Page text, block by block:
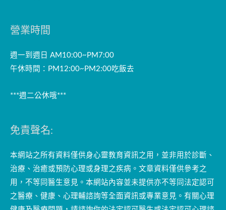
營業時間
週一到週日 AM10:00~PM7:00
午休時間：PM12:00~PM2:00吃飯去
***週二公休哦***
免責聲名:
本網站之所有資料僅供身心靈教育資訊之用，並非用於診斷、
治療、治癒或預防心理或身理之疾病。文章資料僅供參考之
用，不等同醫生意見。本網站內容並未提供亦不等同法定認可
之醫療、健康、心理輔諮詢等全面資訊或專業意見。有關心理